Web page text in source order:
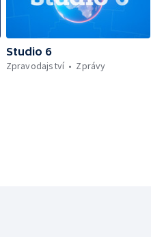
Studio 6
Zpravodajství
Zprávy